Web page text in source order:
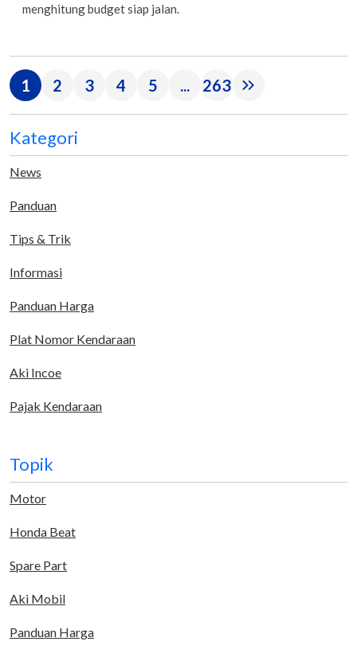
menghitung budget siap jalan.
1 2 3 4 5 ... 263
Kategori
News
Panduan
Tips & Trik
Informasi
Panduan Harga
Plat Nomor Kendaraan
Aki Incoe
Pajak Kendaraan
Topik
Motor
Honda Beat
Spare Part
Aki Mobil
Panduan Harga